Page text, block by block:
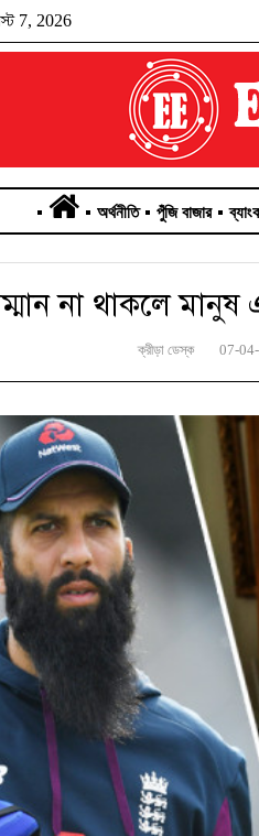
7, 2026
অর্থনীতি পুঁজি বাজার
না থাকলে মানুষ
ক্রীড়া ডেস্ক 07-